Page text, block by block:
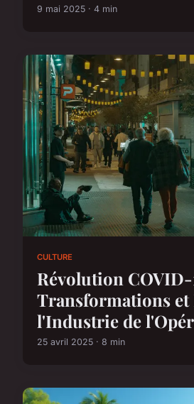
9 mai 2025 · 4 min
CULTURE
Révolution COVID-
Transformations
l'Industrie de
25 avril 2025 · 8 min